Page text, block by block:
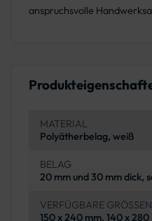
anspruchsvolle
MATERIAL
Polyätherbelag, weiß
BELAG
20 mm und 30 mm dick,
VERFÜGBARE GRÖSSEN
150 x 240 mm, 140 x